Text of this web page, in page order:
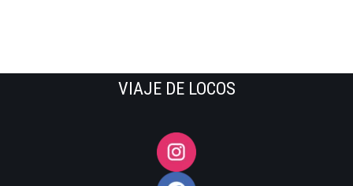
VIAJE DE LOCOS